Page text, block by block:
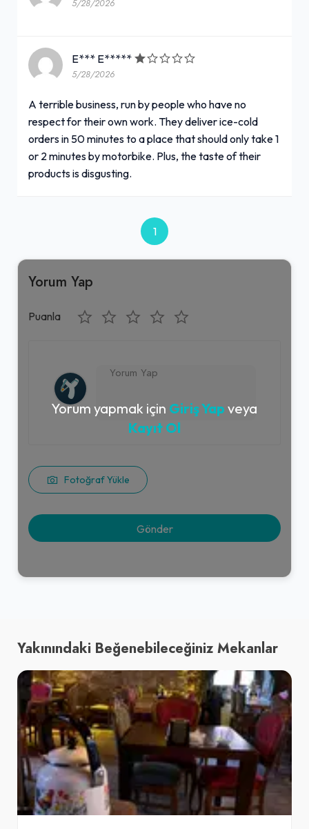
5/28/2026
E*** E*****
5/28/2026
A terrible business, run by people who have no
respect for their own work. They deliver ice-cold
orders in 50 minutes to a place that should only take 1
or 2 minutes by motorbike. Plus, the taste of their
products is disgusting.
1
Yorum Yap
Puanla
Fotoğraf Yükle
Yorum yapmak için Giriş Yap veya
Kayıt Ol
Yakınındaki Beğenebileceğiniz Mekanlar